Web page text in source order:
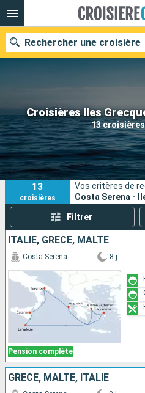
Croisières Iles
13
Rechercher une croisière
Nos destinations
Mois de départ
Ports
13
croisières
Vos critères de
Costa Serena -
Filtrer
ITALIE, GRÈCE, MALTE
Pension complète
Costa Serena 8 j
GRÈCE, MALTE, ITALIE